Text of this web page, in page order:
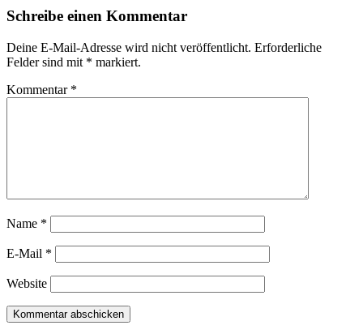
Schreibe einen Kommentar
Deine E-Mail-Adresse wird nicht veröffentlicht. Erforderliche
Felder sind mit * markiert.
Kommentar *
Name *
E-Mail *
Website